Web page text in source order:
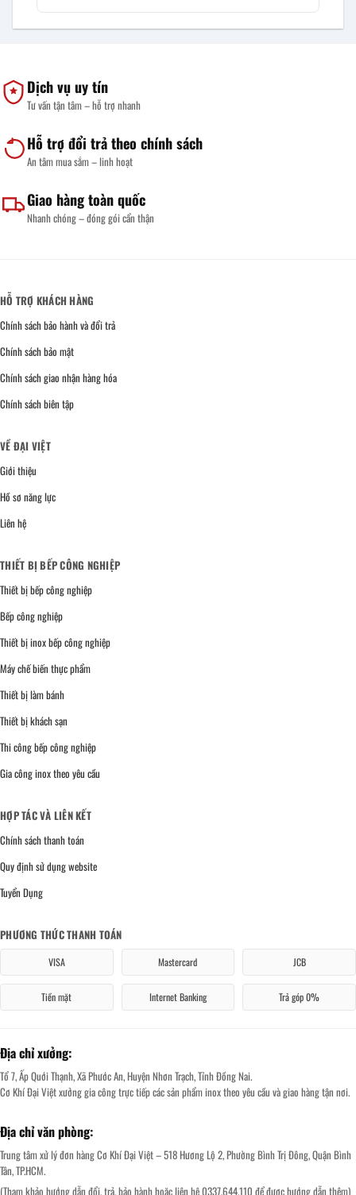
Dịch vụ uy tín
Tư vấn tận tâm – hỗ trợ nhanh
Hỗ trợ đổi trả theo chính sách
An tâm mua sắm – linh hoạt
Giao hàng toàn quốc
Nhanh chóng – đóng gói cẩn thận
HỖ TRỢ KHÁCH HÀNG
Chính sách bảo hành và đổi trả
Chính sách bảo mật
Chính sách giao nhận hàng hóa
Chính sách biên tập
VỀ ĐẠI VIỆT
Giới thiệu
Hồ sơ năng lực
Liên hệ
THIẾT BỊ BẾP CÔNG NGHIỆP
Thiết bị bếp công nghiệp
Bếp công nghiệp
Thiết bị inox bếp công nghiệp
Máy chế biến thực phẩm
Thiết bị làm bánh
Thiết bị khách sạn
Thi công bếp công nghiệp
Gia công inox theo yêu cầu
HỢP TÁC VÀ LIÊN KẾT
Chính sách thanh toán
Quy định sử dụng website
Tuyển Dụng
PHƯƠNG THỨC THANH TOÁN
VISA Mastercard JCB
Tiền mặt Internet Banking Trả góp 0%
Địa chỉ xưởng:
Tổ 7, Ấp Quới Thạnh, Xã Phước An, Huyện Nhơn Trạch, Tỉnh Đồng Nai.
Cơ Khí Đại Việt xưởng gia công trực tiếp các sản phẩm inox theo yêu cầu và giao hàng tận nơi.
Địa chỉ văn phòng:
Trung tâm xử lý đơn hàng Cơ Khí Đại Việt – 518 Hương Lộ 2, Phường Bình Trị Đông, Quận Bình
Tân, TP.HCM.
(Tham khảo hướng dẫn đổi, trả, bảo hành hoặc liên hệ 0337.644.110 để được hướng dẫn thêm)